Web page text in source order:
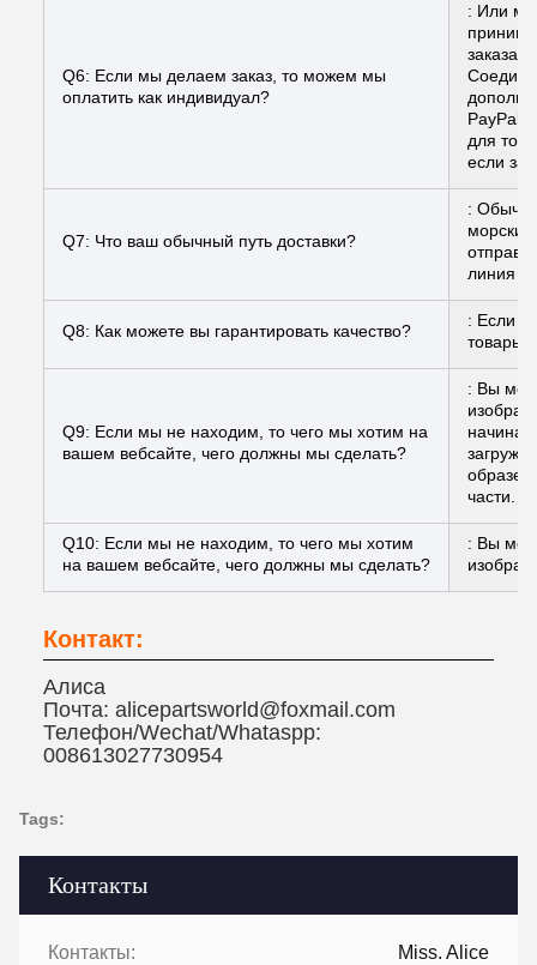
Контакты
Контакты: Miss. Alice
Q6: Если мы делаем заказ, то можем мы
оплатить как индивидуал?
: Или мы
заказа,
PayPal.
для
если
Q7: Что ваш обычный путь доставки?
:
линия
Q8: Как можете вы гарантировать качество?
: Если
товары
Q9: Если мы не находим, то чего мы хотим на
вашем вебсайте, чего должны мы сделать?
: Вы
части.
Q10: Если мы не находим, то чего мы хотим
на вашем вебсайте, чего должны мы сделать?
: Вы
Контакт:
Алиса
Почта: alicepartsworld@foxmail.com
Телефон/Wechat/Whataspp:
008613027730954
Tags: